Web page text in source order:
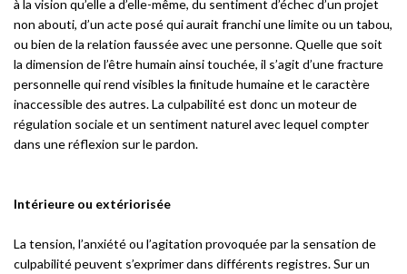
à la vision qu’elle a d’elle-même, du sentiment d’échec d’un projet
non abouti, d’un acte posé qui aurait franchi une limite ou un tabou,
ou bien de la relation faussée avec une personne. Quelle que soit
la dimension de l’être humain ainsi touchée, il s’agit d’une fracture
personnelle qui rend visibles la finitude humaine et le caractère
inaccessible des autres. La culpabilité est donc un moteur de
régulation sociale et un sentiment naturel avec lequel compter
dans une réflexion sur le pardon.
Intérieure ou extériorisée
La tension, l’anxiété ou l’agitation provoquée par la sensation de
culpabilité peuvent s’exprimer dans différents registres. Sur un